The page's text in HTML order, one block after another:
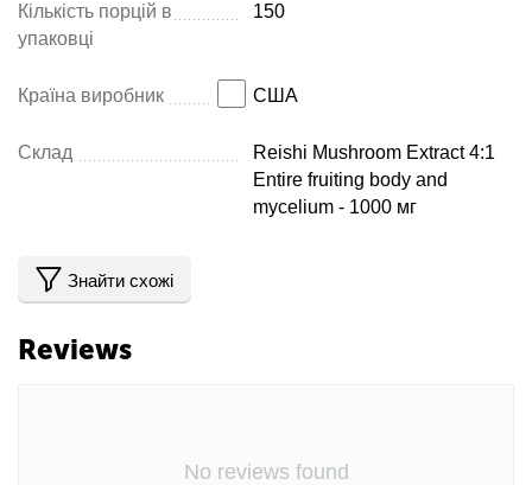
Кількість порцій в
упаковці
150
Країна виробник США
Склад
Reishi Mushroom Extract 4:1
Entire fruiting body and
mycelium - 1000 мг
Знайти схожі
Reviews
No reviews found